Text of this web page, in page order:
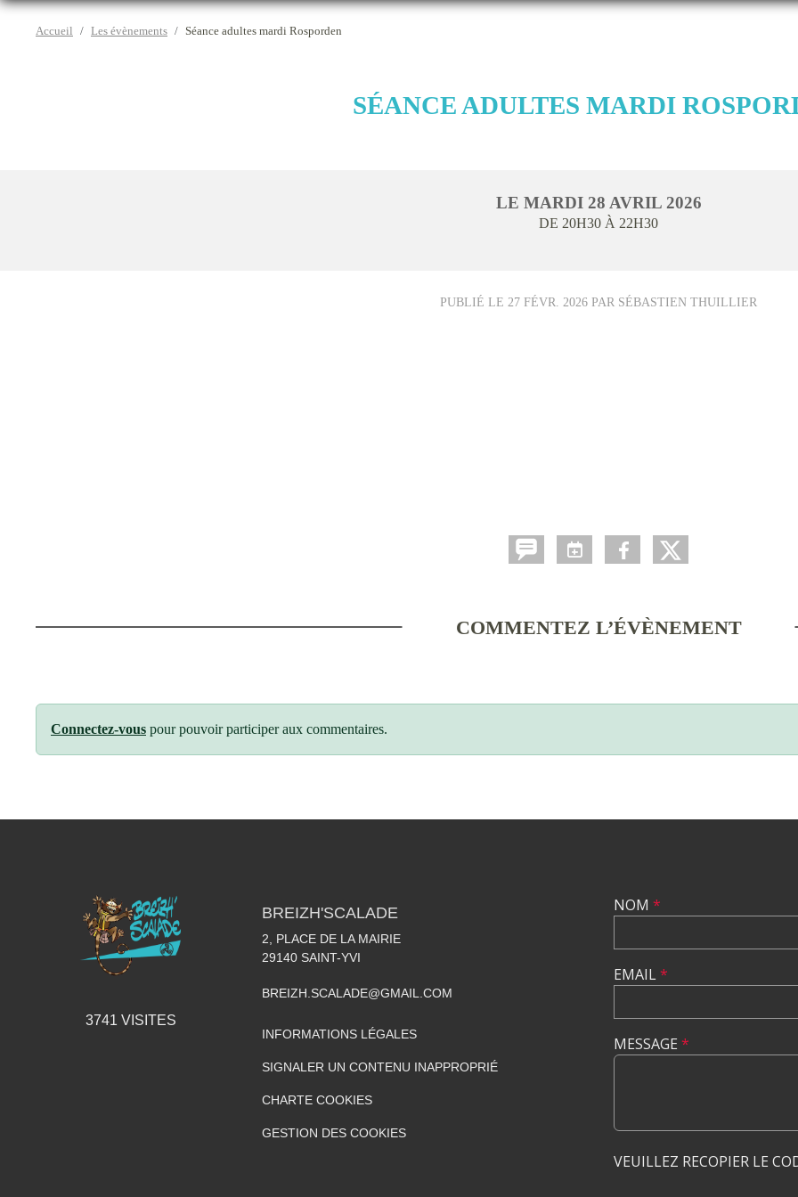
Accueil Les évènements Séance adultes mardi Rosporden
SÉANCE ADULTES MARDI
LE MARDI 28 AVRIL 2026
DE 20H30 À 22H30
PUBLIÉ LE 27 FÉVR. 2026 PAR SÉBASTIEN THUILLIER
COMMENTEZ L’ÉVÈNEMENT
Connectez-vous pour pouvoir participer aux commentaires.
3741 VISITES
BREIZH'SCALADE
2, PLACE DE LA MAIRIE
29140 SAINT-YVI
BREIZH.SCALADE@GMAIL.COM
INFORMATIONS LÉGALES
SIGNALER UN CONTENU INAPPROPRIÉ
CHARTE COOKIES
GESTION DES COOKIES
NOM *
EMAIL*
MESSAGE *
VEUILLEZ RECOPIER LE